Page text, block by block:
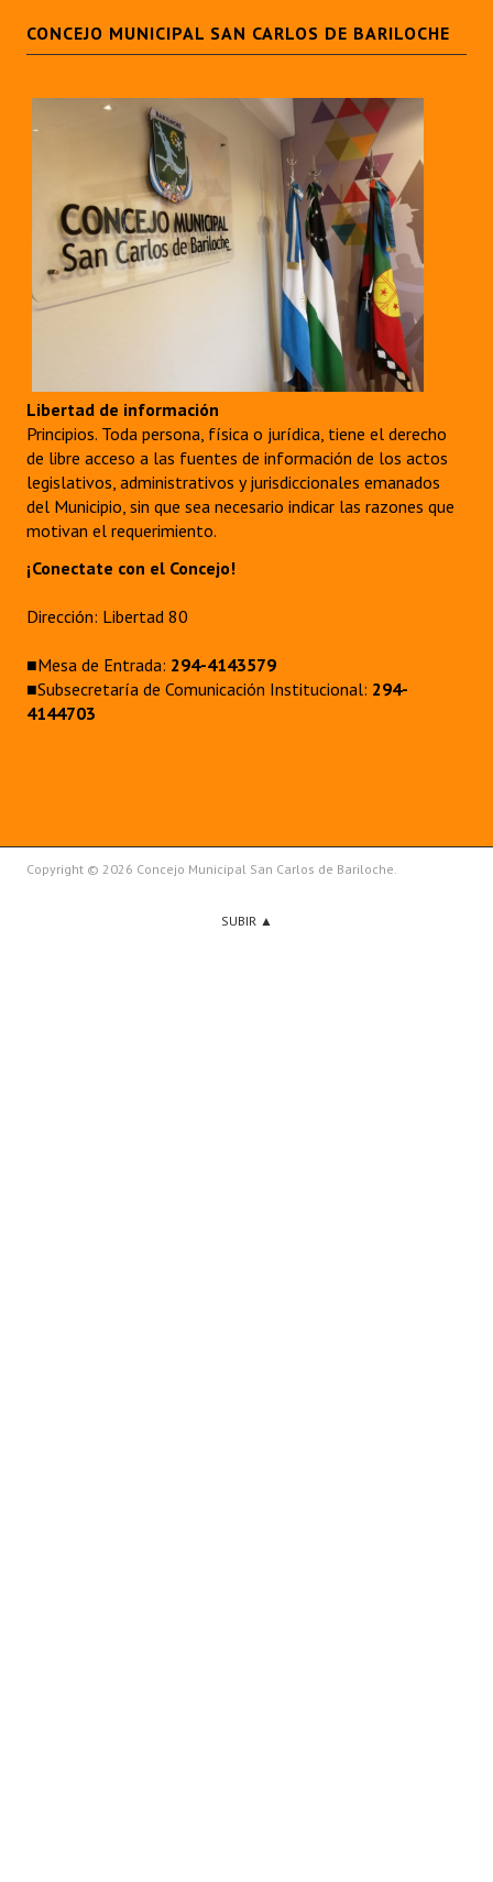
CONCEJO MUNICIPAL SAN CARLOS DE BARILOCHE
Libertad de información
Principios. Toda persona, física o jurídica, tiene el derecho
de libre acceso a las fuentes de información de los actos
legislativos, administrativos y jurisdiccionales emanados
del Municipio, sin que sea necesario indicar las razones que
motivan el requerimiento.
¡Conectate con el Concejo!
Dirección: Libertad 80
■Mesa de Entrada: 294-4143579
■Subsecretaría de Comunicación Institucional: 294-
4144703
Copyright © 2026 Concejo Municipal San Carlos de Bariloche.
SUBIR ▲